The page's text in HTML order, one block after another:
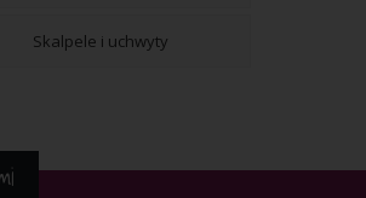
Skalpele i uchwyty